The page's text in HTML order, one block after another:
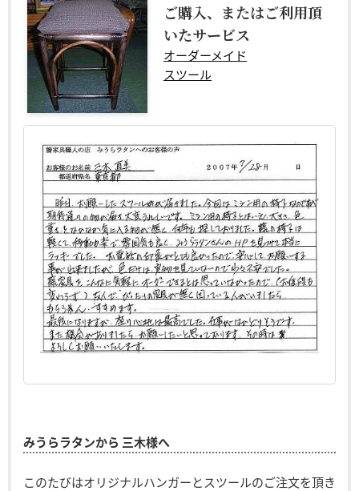
ご購入、またはご利用頂
いたサービス
オーダーメイド
スツール
みうらラタンから 三木様へ
このたびはオリジナルハンガーとスツールのご注文を頂き